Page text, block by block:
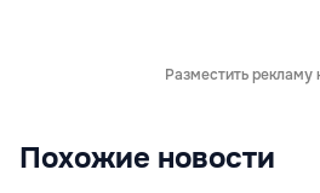
Разместить рекламу
Похожие новости